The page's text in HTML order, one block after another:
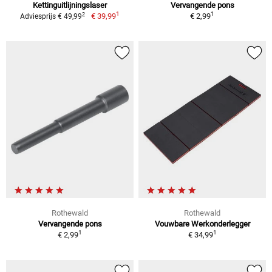
Kettinguitlijningslaser
Adviesprijs € 49,992 € 39,991
Vervangende pons
€ 2,991
Rothewald
Vervangende pons
€ 2,991
Rothewald
Vouwbare Werkonderlegger
€ 34,991